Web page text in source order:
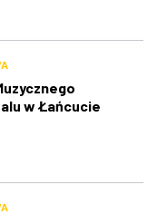
w Łańcucie